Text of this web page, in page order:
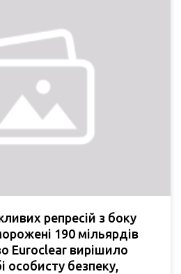
репресій з боку
190 мільярдів
Euroclear вирішило
особисту безпеку,